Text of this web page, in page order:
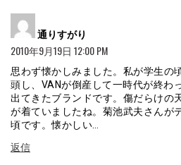
通りすがり
2010年9月19日 12:00 PM
思わず懐かしみました。私が学生の
頭し、VANが倒産して一時代が終わ
出てきたブランドです。傷だらけの
が着ていましたね。菊池武夫さんが
頃です。懐かしい…
返信